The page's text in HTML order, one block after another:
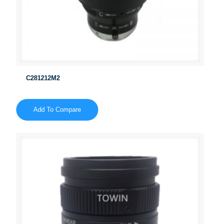
C281212M2
Add To Compare